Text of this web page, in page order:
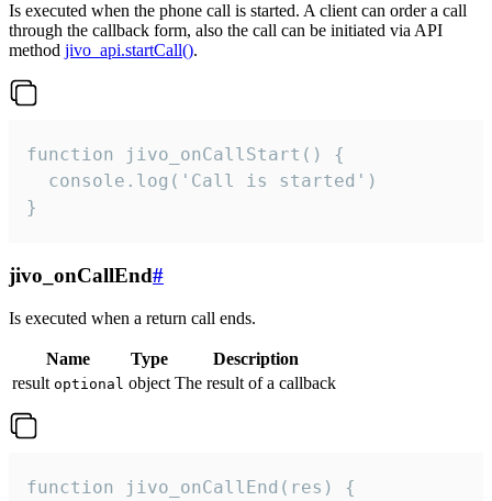
Is executed when the phone call is started. A client can order a call
through the callback form, also the call can be initiated via API
method jivo_api.startCall().
function jivo_onCallStart() {
  console.log('Call is started')
}
jivo_onCallEnd#
Is executed when a return call ends.
Name Type
Description
result optional object The result of a callback
function jivo_onCallEnd(res) {